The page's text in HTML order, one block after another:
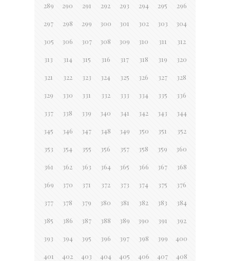
289 290 291 292 293 294 295 296
297 298 299 300 301 302 303 304
305 306 307 308 309 310 311 312
313 314 315 316 317 318 319 320
321 322 323 324 325 326 327 328
329 330 331 332 333 334 335 336
337 338 339 340 341 342 343 344
345 346 347 348 349 350 351 352
353 354 355 356 357 358 359 360
361 362 363 364 365 366 367 368
369 370 371 372 373 374 375 376
377 378 379 380 381 382 383 384
385 386 387 388 389 390 391 392
393 394 395 396 397 398 399 400
401 402 403 404 405 406 407 408